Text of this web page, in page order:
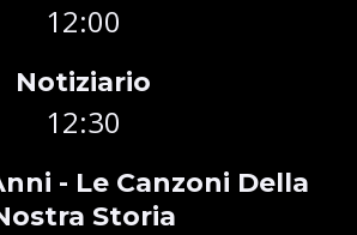
12:00
Notiziario
12:30
- Le Canzoni Della
Storia